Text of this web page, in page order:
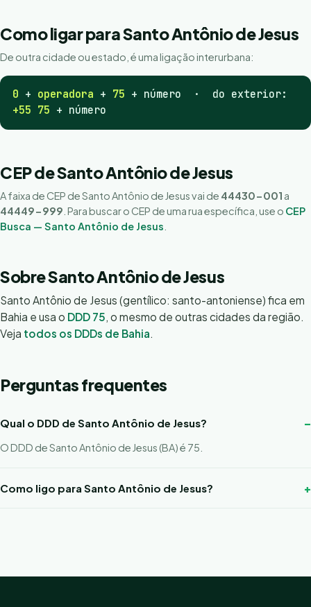
Como ligar para Santo Antônio de Jesus
De outra cidade ou estado, é uma ligação interurbana:
0 + operadora + 75 + número · do exterior:
+55 75 + número
CEP de Santo Antônio de Jesus
A faixa de CEP de Santo Antônio de Jesus vai de 44430-001 a
44449-999 . Para buscar o CEP de uma rua específica, use o CEP
Busca — Santo Antônio de Jesus
Sobre Santo Antônio de Jesus
Santo Antônio de Jesus (gentílico: santo-antoniense) fica em
Bahia e usa o DDD 75, o mesmo de outras cidades da região.
Veja todos os DDDs de Bahia.
Perguntas frequentes
Qual o DDD de Santo Antônio de Jesus?
O DDD de Santo Antônio de Jesus (BA) é 75.
Como ligo para Santo Antônio de Jesus?